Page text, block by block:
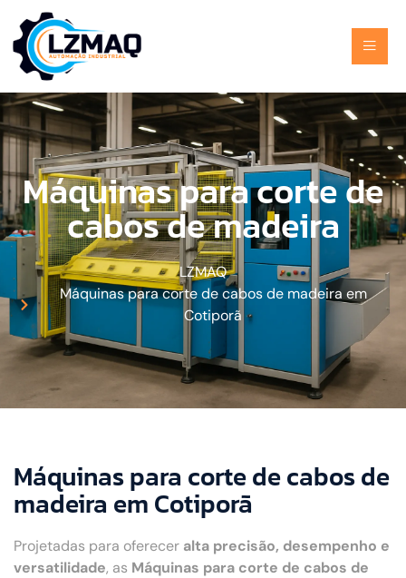
Máquinas para corte de
cabos de madeira
LZMAQ
Máquinas para corte de cabos de madeira em
Cotiporã
Máquinas para corte de cabos de
madeira em Cotiporã
Projetadas para oferecer alta precisão, desempenho e
versatilidade, as Máquinas para corte de cabos de